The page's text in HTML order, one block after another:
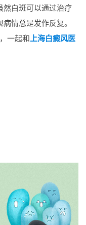
然白斑可以通过治疗
情总是发作反复。
一起和
上海白癜风医